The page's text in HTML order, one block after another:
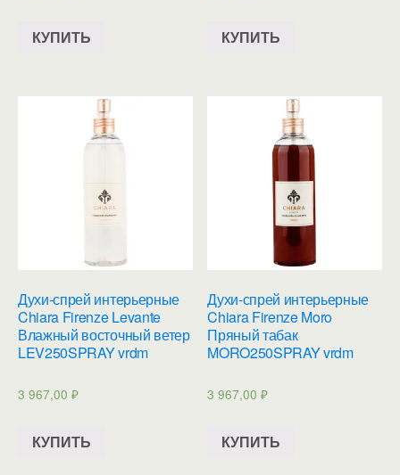
КУПИТЬ КУПИТЬ
Духи-спрей интерьерные
Chiara Firenze Levante
Влажный восточный ветер
LEV250SPRAY vrdm
3 967,00 ₽
КУПИТЬ
Духи-спрей интерьерные
Chiara Firenze Moro
Пряный табак
MORO250SPRAY vrdm
3 967,00₽
КУПИТЬ